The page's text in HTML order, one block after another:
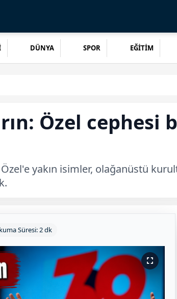
DÜNYA SPOR EĞİTİM
Özel cephesi
yakın isimler, olağanüstü
Süresi: 2 dk